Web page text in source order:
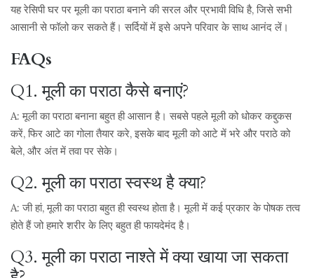
यह रेसिपी घर पर मूली का पराठा बनाने की सरल और प्रभावी विधि है, जिसे सभी
आसानी से फॉलो कर सकते हैं। सर्दियों में इसे अपने परिवार के साथ आनंद लें।
FAQs
Q1. मूली का पराठा कैसे बनाएं?
A: मूली का पराठा बनाना बहुत ही आसान है। सबसे पहले मूली को धोकर कद्दुकस
करें, फिर आटे का गोला तैयार करे, इसके बाद मूली को आटे में भरे और पराठे को
बेले, और अंत में तवा पर सेके।
Q2. मूली का पराठा स्वस्थ है क्या?
A: जी हां, मूली का पराठा बहुत ही स्वस्थ होता है। मूली में कई प्रकार के पोषक तत्व
होते हैं जो हमारे शरीर के लिए बहुत ही फायदेमंद है।
Q3. मूली का पराठा नाश्ते में क्या खाया जा सकता